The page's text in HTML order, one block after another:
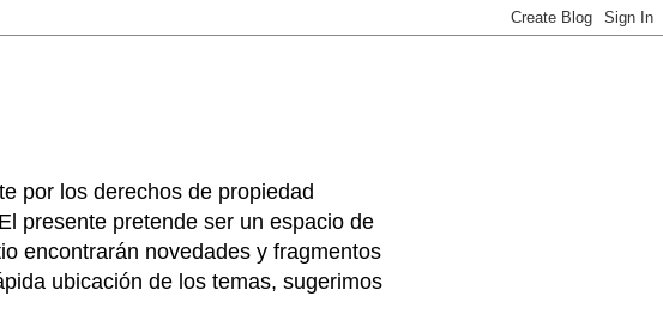
por los derechos de propiedad
presente pretende ser un espacio de
encontrarán novedades y fragmentos
ubicación de los temas, sugerimos